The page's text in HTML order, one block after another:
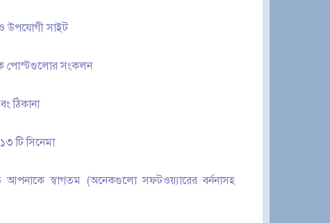
ও উপযোগী সাইট
পোস্টগুলোর সংকলন
ঠিকানা
টি সিনেমা
স্বাগতম (অনেকগুলো সফটওয়্যারের বর্ননাসহ